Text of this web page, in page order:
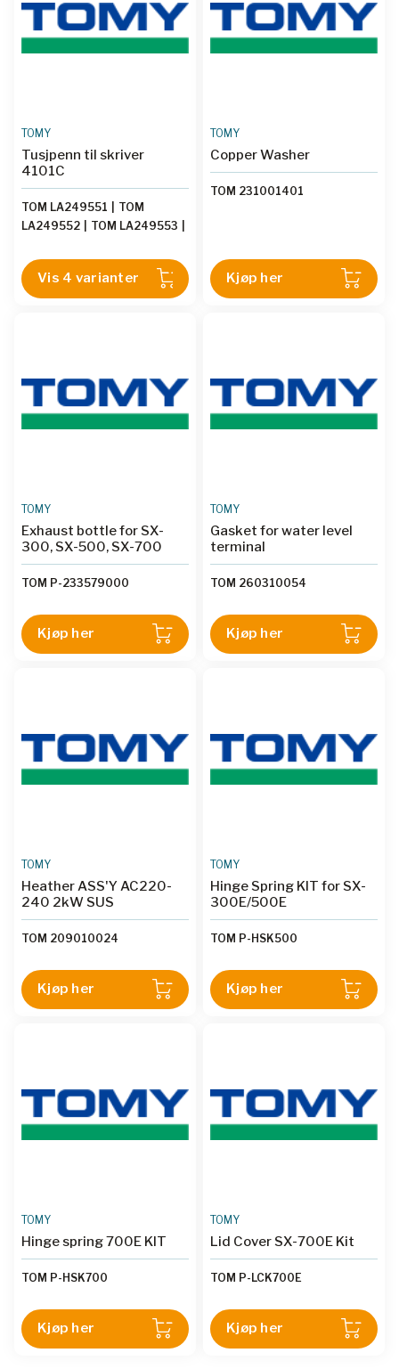
TOMY
Tusjpenn til skriver
4101C
TOM LA249551
TOM
LA249552
TOM LA249553
Vis 4 varianter
TOMY
Copper Washer
TOM 231001401
Kjøp her
TOMY
Exhaust bottle for SX-
300, SX-500, SX-700
TOM P-233579000
Kjøp her
TOMY
Gasket for water level
terminal
TOM 260310054
Kjøp her
TOMY
Heather ASS'Y AC220-
240 2kW SUS
TOM 209010024
Kjøp her
TOMY
Hinge Spring KIT for SX-
300E/500E
TOM P-HSK500
Kjøp her
TOMY
Hinge spring 700E KIT
TOM P-HSK700
Kjøp her
TOMY
Lid Cover SX-700E Kit
TOM P-LCK700E
Kjøp her